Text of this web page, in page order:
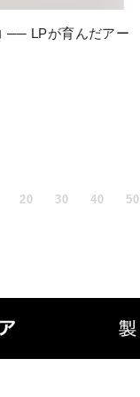
── LPが育んだアー
20 30 40 50